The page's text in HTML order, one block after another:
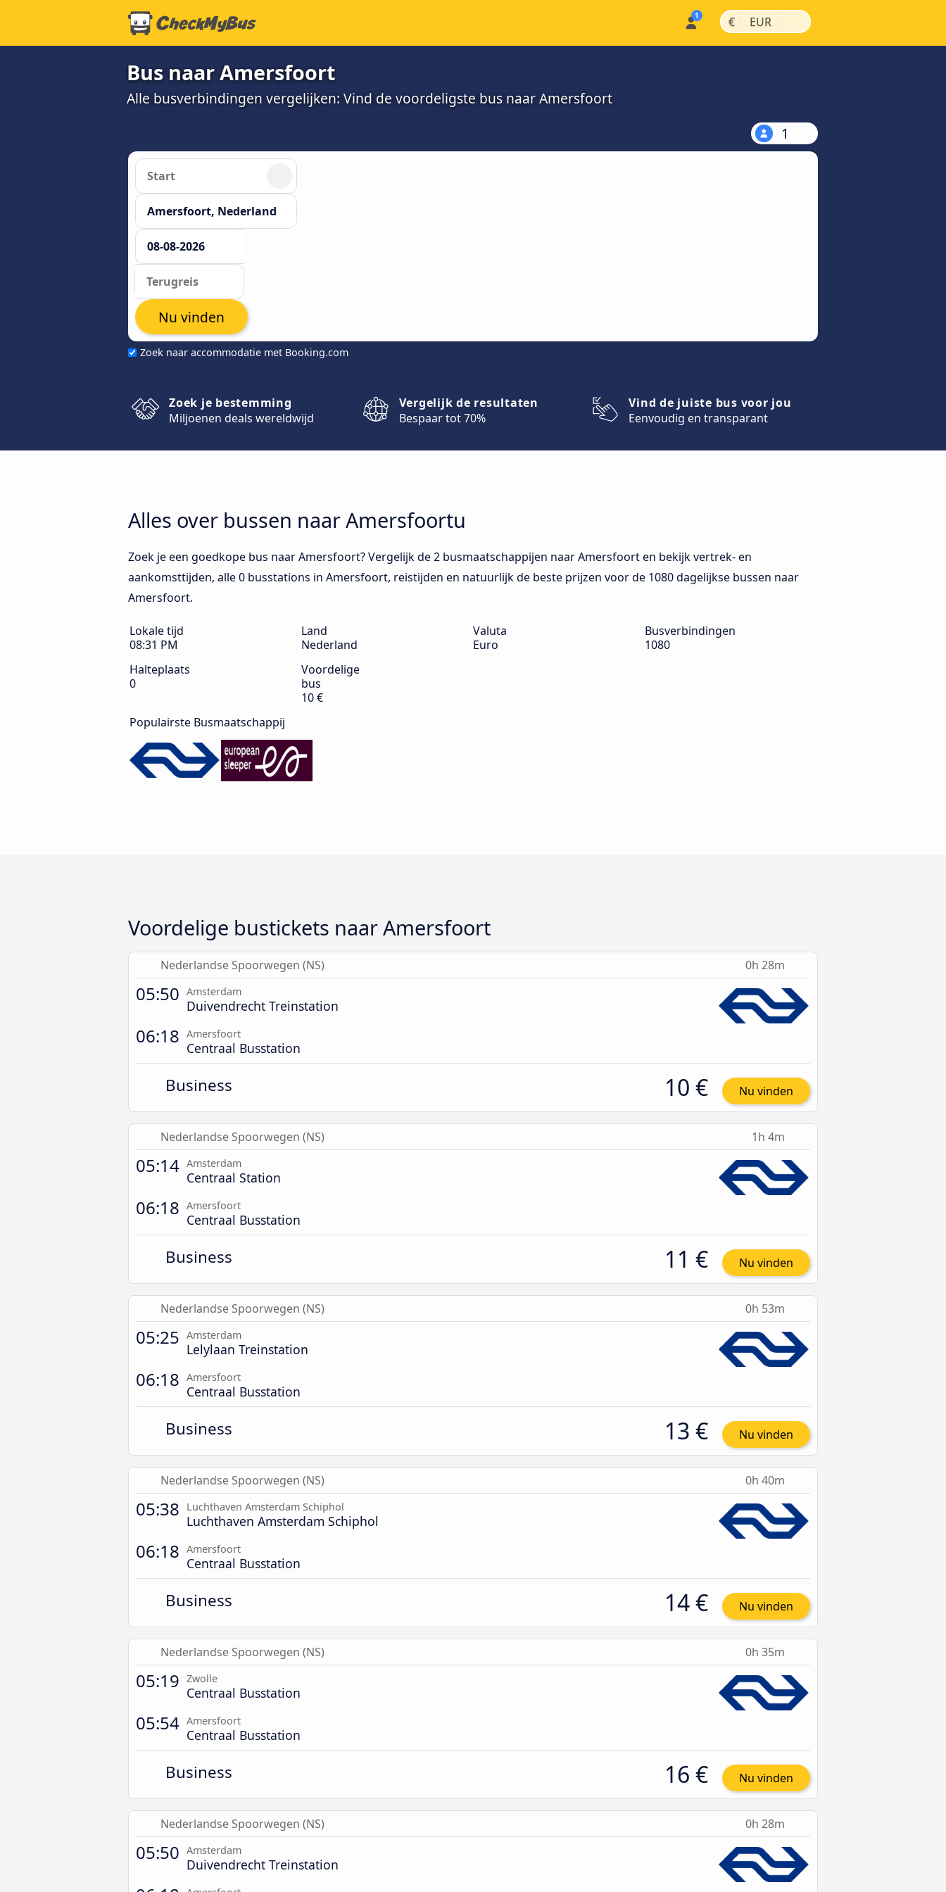
€ | EUR |
Bus naar Amersfoort
Alle busverbindingen vergelijken: Vind de voordeligste bus naar Amersfoort
1
Zoek naar accommodatie met Booking.com
Nu vinden
Zoek je bestemming
Miljoenen deals wereldwijd
Vergelijk de resultaten
Bespaar tot 70%
Vind de juiste bus voor jou
Eenvoudig en transparant
Alles over bussen naar Amersfoortu
Zoek je een goedkope bus naar Amersfoort? Vergelijk de 2 busmaatschappijen naar Amersfoort en bekijk vertrek- en
aankomsttijden, alle 0 busstations in Amersfoort, reistijden en natuurlijk de beste prijzen voor de 1080 dagelijkse bussen naar
Amersfoort.
Lokale tijd
08:31 PM
Land
Nederland
Valuta
Euro
Busverbindingen
1080
Halteplaats
0
Voordelige
bus
10 €
Populairste Busmaatschappij
Voordelige bustickets naar Amersfoort
Nederlandse Spoorwegen (NS) 0h 28m
05:50 Amsterdam
Duivendrecht Treinstation
06:18 Amersfoort
Centraal Busstation
Business 10 € Nu vinden
Nederlandse Spoorwegen (NS) 1h 4m
05:14 Amsterdam
Centraal Station
06:18 Amersfoort
Centraal Busstation
Business 11 € Nu vinden
Nederlandse Spoorwegen (NS) 0h 53m
05:25 Amsterdam
Lelylaan Treinstation
06:18 Amersfoort
Centraal Busstation
Business 13 € Nu vinden
Nederlandse Spoorwegen (NS) 0h 40m
05:38 Luchthaven Amsterdam Schiphol
Luchthaven Amsterdam Schiphol
06:18 Amersfoort
Centraal Busstation
Business 14 € Nu vinden
Nederlandse Spoorwegen (NS) 0h 35m
05:19 Zwolle
Centraal Busstation
05:54 Amersfoort
Centraal Busstation
Business 16 € Nu vinden
Nederlandse Spoorwegen (NS) 0h 28m
05:50 Amsterdam
Duivendrecht Treinstation